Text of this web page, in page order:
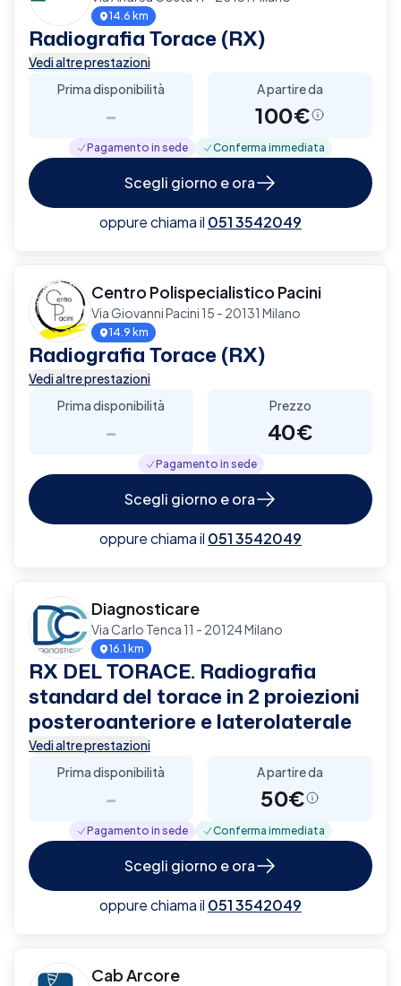
14.6 km
Radiografia Torace (RX)
Vedi altre prestazioni
Prima disponibilità
-
A partire da
100€
Pagamento in sede Conferma immediata
Scegli giorno e ora
oppure chiama il 051 3542049
Centro Polispecialistico Pacini
Via Giovanni Pacini 15 - 20131 Milano
14.9 km
Radiografia Torace (RX)
Vedi altre prestazioni
Prima disponibilità
-
Prezzo
40€
Pagamento in sede
Scegli giorno e ora
oppure chiama il 051 3542049
Diagnosticare
Via Carlo Tenca 11 - 20124 Milano
16.1 km
RX DEL TORACE. Radiografia
standard del torace in 2 proiezioni
posteroanteriore e laterolaterale
Vedi altre prestazioni
Prima disponibilità
-
A partire da
50€
Pagamento in sede Conferma immediata
Scegli giorno e ora
oppure chiama il 051 3542049
Cab Arcore